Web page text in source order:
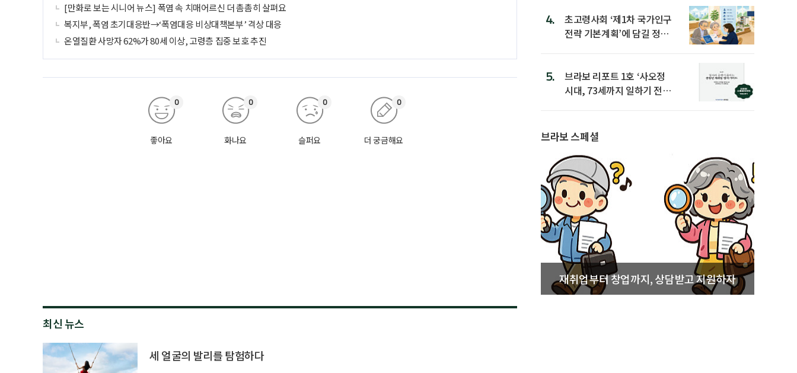
[만화로 보는 시니어 뉴스] 폭염 속 치매어르신 더 촘촘히 살펴요
복지부, 폭염 초기대응반→‘폭염대응 비상대책본부’ 격상 대응
온열질환 사망자 62%가 80세 이상, 고령층 집중 보호 추진
좋아요
0
화나요
0
슬퍼요
0
더 궁금해요
0
최신 뉴스
세 얼굴의 발리를 탐험하다
4.
초고령사회 ‘제1차 국가인구
전략 기본계획’에 담길 정책
5.
브라보 리포트 1호 ‘사오정
시대, 73세까지 일하기 전략’
브라보 스페셜
재취업부터 창업까지, 상담받고 지원하자